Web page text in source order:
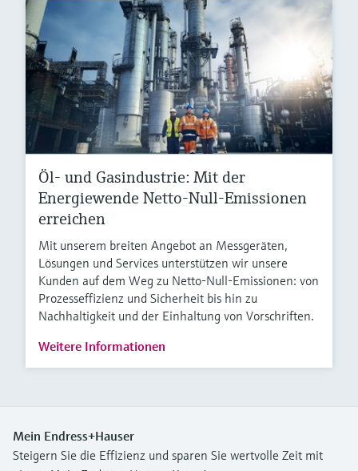
Öl- und Gasindustrie: Mit der
Energiewende Netto-Null-Emissionen
erreichen
Mit unserem breiten Angebot an Messgeräten,
Lösungen und Services unterstützen wir unsere
Kunden auf dem Weg zu Netto-Null-Emissionen: von
Prozesseffizienz und Sicherheit bis hin zu
Nachhaltigkeit und der Einhaltung von Vorschriften.
Weitere Informationen
Mein Endress+Hauser
Steigern Sie die Effizienz und sparen Sie wertvolle Zeit mit